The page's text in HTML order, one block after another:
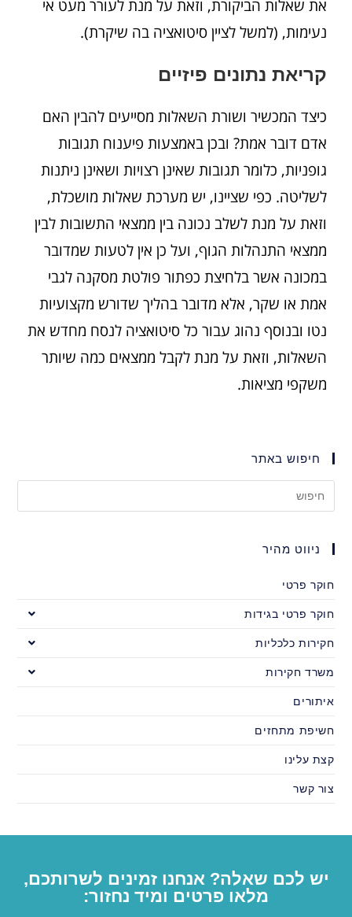
את שאלות הביקורת, וזאת על מנת לעורר מעט אי
נעימות, (למשל לציין סיטואציה בה שיקרת).
קריאת נתונים פיזיים
כיצד המכשיר ושורת השאלות מסייעים להבין האם
אדם דובר אמת? ובכן באמצעות פיענוח תגובות
גופניות, כלומר תגובות שאינן רצויות ושאינן ניתנות
לשליטה. כפי שציינו, יש מערכת שאלות מושכלת,
וזאת על מנת לשלב נכונה בין ממצאי התשובות לבין
ממצאי התנהלות הגוף, ועל כן אין לטעות שמדובר
במכונה אשר בלחיצת כפתור פולטת מסקנה לגבי
אמת או שקר, אלא מדובר בהליך שדורש מקצועיות
נטו ובנוסף נהוג עבור כל סיטואציה לנסח מחדש את
השאלות, וזאת על מנת לקבל ממצאים כמה שיותר
משקפי מציאות.
חיפוש באתר
ניווט מהיר
חוקר פרטי
חוקר פרטי בגידות
חקירות כלכליות
משרד חקירות
איתורים
חשיפת מתחזים
קצת עלינו
צור קשר
יש לכם שאלה? אנחנו זמינים לשרותכם,
מלאו פרטים ומיד נחזור: